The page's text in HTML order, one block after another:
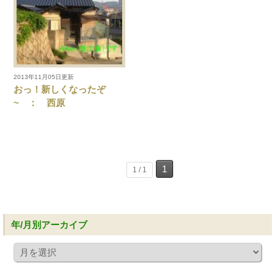
2013年11月05日更新
おっ！新しくなったぞ
~ ： 西原
1 / 1 1
年/月別アーカイブ